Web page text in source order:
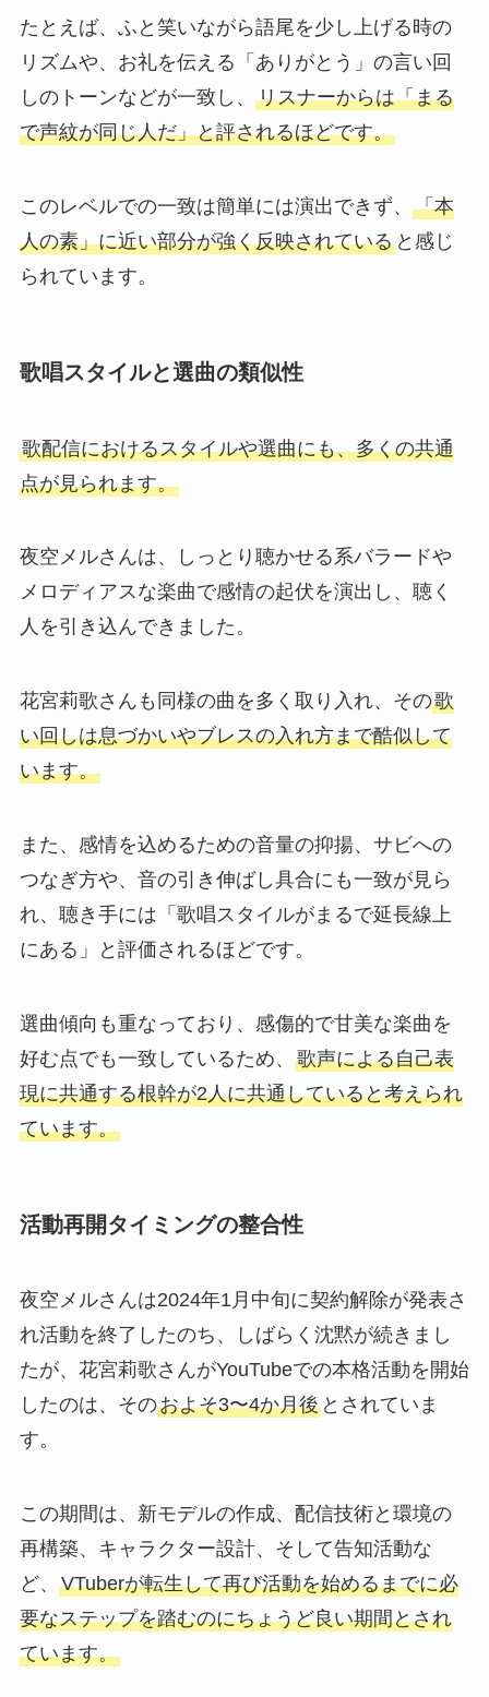
たとえば、ふと笑いながら語尾を少し上げる時の
リズムや、お礼を伝える「ありがとう」の言い回
しのトーンなどが一致し、 リスナーからは「まる
で声紋が同じ人だ」と評されるほどです。
このレベルでの一致は簡単には演出できず、 「本
人の素」に近い部分が強く反映されていると感じ
られています。
歌唱スタイルと選曲の類似性
歌配信におけるスタイルや選曲にも、多くの共通
点が見られます。
夜空メルさんは、しっとり聴かせる系バラードや
メロディアスな楽曲で感情の起伏を演出し、聴く
人を引き込んできました。
花宮莉歌さんも同様の曲を多く取り入れ、その歌
い回しは息づかいやブレスの入れ方まで酷似して
います。
また、感情を込めるための音量の抑揚、サビへの
つなぎ方や、音の引き伸ばし具合にも一致が見ら
れ、聴き手には「歌唱スタイルがまるで延長線上
にある」と評価されるほどです。
選曲傾向も重なっており、感傷的で甘美な楽曲を
好む点でも一致しているため、 歌声による自己表
現に共通する根幹が2人に共通していると考えられ
ています。
活動再開タイミングの整合性
夜空メルさんは2024年1月中旬に契約解除が発表さ
れ活動を終了したのち、しばらく沈黙が続きまし
たが、花宮莉歌さんがYouTubeでの本格活動を開始
したのは、そのおよそ3〜4か月後とされていま
す。
この期間は、新モデルの作成、配信技術と環境の
再構築、キャラクター設計、そして告知活動な
ど、 VTuberが転生して再び活動を始めるまでに必
要なステップを踏むのにちょうど良い期間とされ
ています。